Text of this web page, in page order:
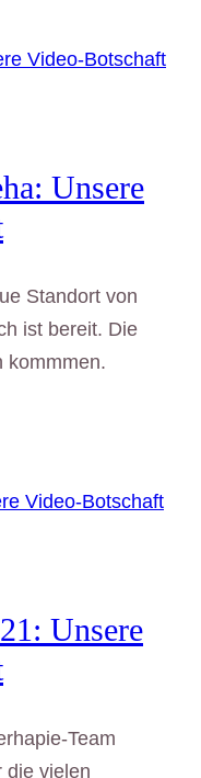
Unsere
Standort von
ist bereit. Die
kommmen.
Unsere
Team
die vielen